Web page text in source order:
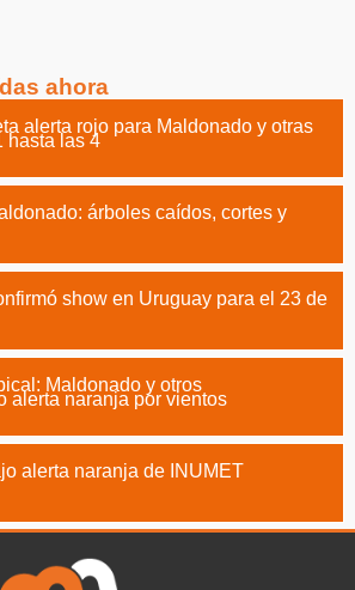
ahora
alerta rojo para Maldonado y otras
hasta las 4
árboles caídos, cortes y
show en Uruguay para el 23 de
Maldonado y otros
alerta naranja por vientos
alerta naranja de INUMET